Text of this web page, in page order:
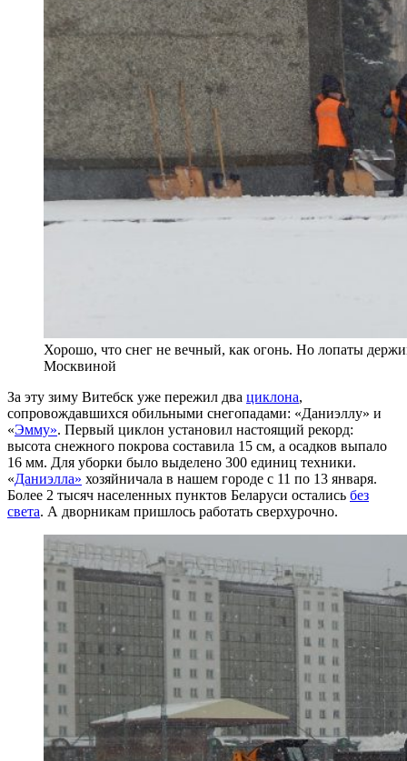
Хорошо, что снег не вечный, как огонь. Но лопаты
Москвиной
За эту зиму Витебск уже пережил два циклона,
сопровождавшихся обильными снегопадами: «Даниэллу» и
«Эмму». Первый циклон установил настоящий рекорд:
высота снежного покрова составила 15 см, а осадков выпало
16 мм. Для уборки было выделено 300 единиц техники.
«Даниэлла» хозяйничала в нашем городе с 11 по 13 января.
Более 2 тысяч населенных пунктов Беларуси остались без
света. А дворникам пришлось работать сверхурочно.